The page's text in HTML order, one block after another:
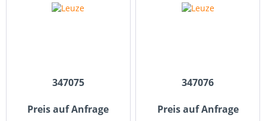
347075
Preis auf Anfrage
347076
Preis auf Anfrage